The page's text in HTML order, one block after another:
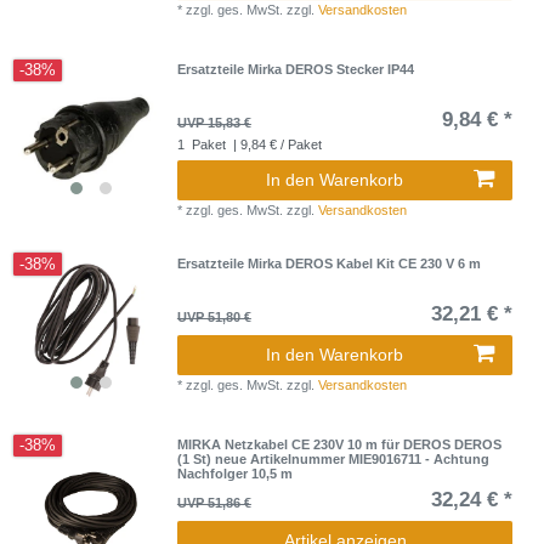
* zzgl. ges. MwSt. zzgl. Versandkosten
-38% Ersatzteile Mirka DEROS Stecker IP44
UVP 15,83 € 9,84 € *
1 Paket | 9,84 € / Paket
In den Warenkorb
* zzgl. ges. MwSt. zzgl. Versandkosten
-38% Ersatzteile Mirka DEROS Kabel Kit CE 230 V 6 m
UVP 51,80 € 32,21 € *
In den Warenkorb
* zzgl. ges. MwSt. zzgl. Versandkosten
-38%
MIRKA Netzkabel CE 230V 10 m für DEROS DEROS
(1 St) neue Artikelnummer MIE9016711 - Achtung
Nachfolger 10,5 m
UVP 51,86 €
32,24 € *